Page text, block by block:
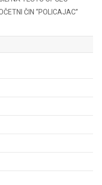
ČIN “POLICAJAC”